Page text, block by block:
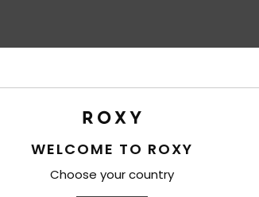
baseado em7
Conforto
Relação qualidade/preço
WELCOME TO ROXY
Choose your country